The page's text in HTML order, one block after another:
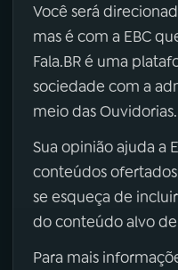
Você será
mas é com a EBC
Fala.BR é uma
sociedade com a
meio das Ouvidorias.
Sua opinião ajuda a
conteúdos
se esqueça de
do conteúdo alvo
Para mais